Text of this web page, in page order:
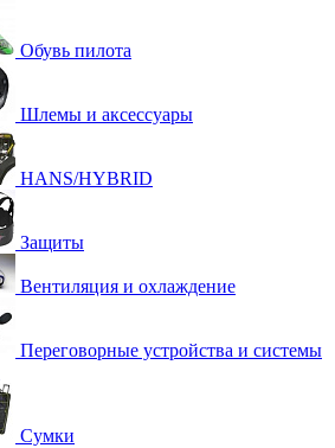
Обувь пилота
Шлемы и аксессуары
HANS/HYBRID
Защиты
Вентиляция и охлаждение
Переговорные устройства и системы
Сумки